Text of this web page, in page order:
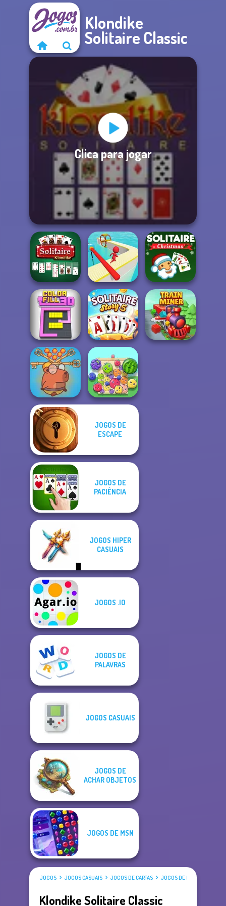
Klondike
Solitaire Classic
Clica para jogar
Solitaire
Klondike
Fun Race 3D
Solitaire Classic
Christmas
Color Fill 3D
Solitaire Story
TriPeaks 5
Save Baby
Capybaras: Pull
Pin
JOGOS DE
ESCAPE
JOGOS DE
PACIÊNCIA
JOGOS HIPER
CASUAIS
JOGOS .IO
JOGOS DE
PALAVRAS
JOGOS CASUAIS
JOGOS DE
ACHAR OBJETOS
JOGOS DE MSN
JOGOS JOGOS CASUAIS JOGOS DE CARTAS JOGOS DE PACIÊNCIA
Klondike Solitaire Classic